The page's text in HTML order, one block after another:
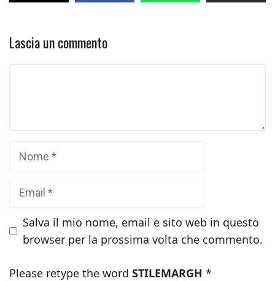
Lascia un commento
Salva il mio nome, email e sito web in questo
browser per la prossima volta che commento.
Please retype the word STILEMARGH *